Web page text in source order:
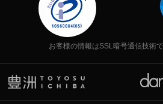
お客様の情報はSSL暗号通信技術